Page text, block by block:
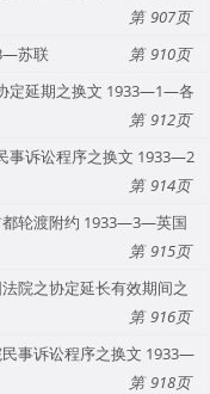
907
苏联
910
定延期之换文 1933—1—各
912
事诉讼程序之换文 1933—2
914
轮渡附约 1933—3—英国
915
院之协定延长有效期间之
916
事诉讼程序之换文 1933—
918